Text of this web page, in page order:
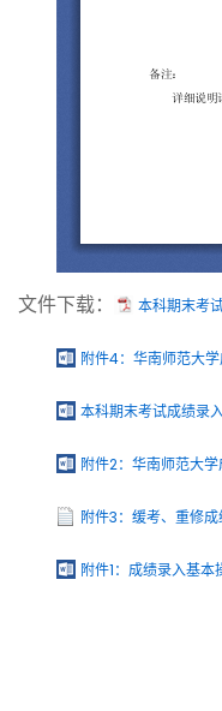
文件下载： 本科期末考
附件4：华南师范大
本科期末考试成绩录
附件2：华南师范大
附件3：缓考、重修
附件1：成绩录入基